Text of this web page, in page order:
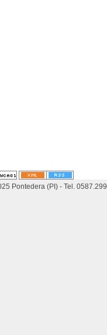
Pontedera (PI) - Tel.